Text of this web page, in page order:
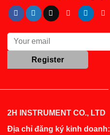
2H INSTRUMENT CO., LTD
Địa chỉ đăng ký kinh doanh: